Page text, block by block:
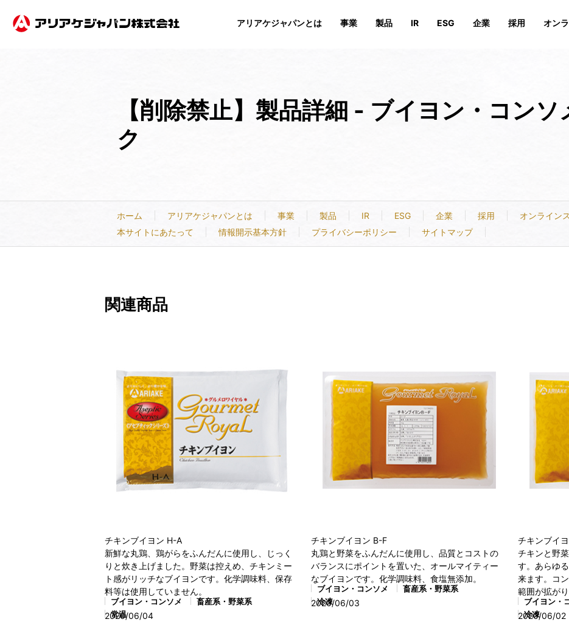
【削除禁止】製品詳細 - ブイヨン・コン
ク
ホーム アリアケジャパンとは 事業 製品 IR ESG 企業 採用 オンライン
本サイトにあたって
情報開示基本方針 プライバシーポリシー サイトマップ
関連商品
2020/06/04
ブイヨン・コンソメ
畜産系・野菜系
常温
チキンブイヨン H-A
新鮮な丸鶏、鶏がらをふんだんに使用し、じっく
りと炊き上げました。野菜は控えめ、チキンミー
ト感がリッチなブイヨンです。化学調味料、保存
料等は使用していません。
2020/06/03
ブイヨン・コンソメ
畜産系・野菜系
冷凍
チキンブイヨン B-F
丸鶏と野菜をふんだんに使用し、品質とコストの
バランスにポイントを置いた、オールマイティー
なブイヨンです。化学調味料、食塩無添加。
2020/06/02
ブイヨン・
冷凍
チキンブイ
チキンと野
す。あらゆ
来ます。コ
範囲が拡が
アリアケジャパンとは
事業内容 技術・開発 安心安全の取り組み
事業
製品紹介 主要製品一覧 オンラインストア
製品
IRニュース 経営方針 業績・財務 IRイベント IRライブラリ
投資家情報
IR
成長を追求する事業活動の特徴 持続可能性を追求する活動の特徴 サステナビリティへの取組み
ESG
経営理念 会社概要 沿革 役員、相談役
企業
経営理念 会社概要 沿革 役員、相談役
採用 オン